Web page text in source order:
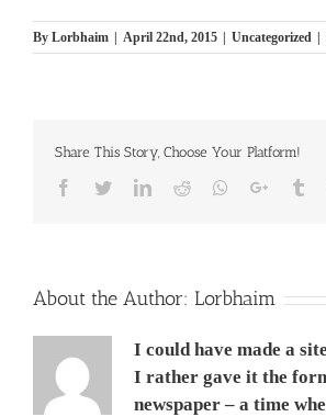
By Lorbhaim | April 22nd, 2015 | Uncategorized |
Share This Story, Choose Your Platform!
Facebook
TwitterLinkedIn
Reddit Whatsapp
Google+
About the Author: Lorbhaim
I could have made a
I rather gave it the
newspaper – a time